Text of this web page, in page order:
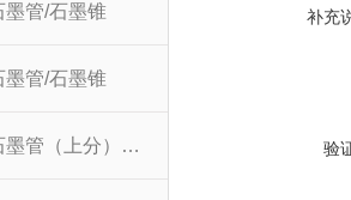
墨管/石墨锥
墨管/石墨锥
上海精科石墨管（上分）/石墨锥
补充
验